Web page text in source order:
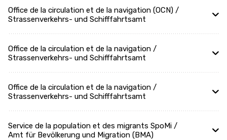
Office de la circulation et de la navigation (OCN) /
Strassenverkehrs- und Schifffahrtsamt
Office de la circulation et de la navigation /
Strassenverkehrs- und Schifffahrtsamt
Office de la circulation et de la navigation /
Strassenverkehrs- und Schifffahrtsamt
Service de la population et des migrants SpoMi /
Amt für Bevölkerung und Migration (BMA)